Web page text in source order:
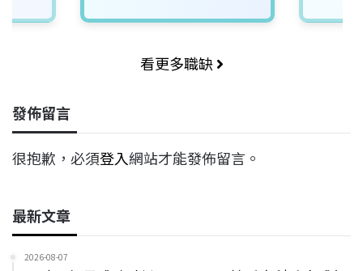
看更多職缺
發佈留言
很抱歉，必須登入網站才能發佈留言。
最新文章
2026-08-07